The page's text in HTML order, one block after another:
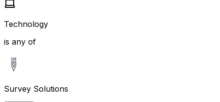
Technology
is any of
Survey Solutions